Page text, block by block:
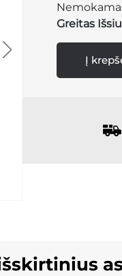
Greitas
Į